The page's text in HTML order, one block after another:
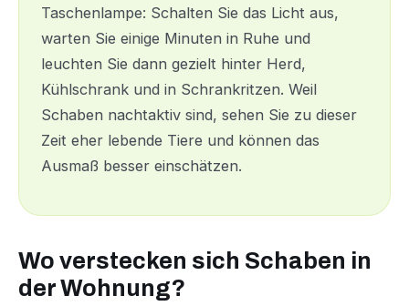
Taschenlampe: Schalten Sie das Licht aus,
warten Sie einige Minuten in Ruhe und
leuchten Sie dann gezielt hinter Herd,
Kühlschrank und in Schrankritzen. Weil
Schaben nachtaktiv sind, sehen Sie zu dieser
Zeit eher lebende Tiere und können das
Ausmaß besser einschätzen.
Wo verstecken sich Schaben in
der Wohnung?